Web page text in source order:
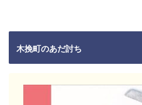
木挽町のあだ討ち